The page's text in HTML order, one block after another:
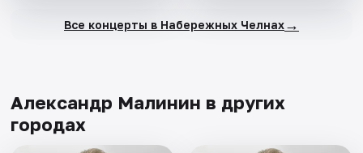
Все концерты в Набережных Челнах→
Александр Малинин в других
городах